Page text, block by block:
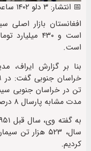
📅 انتشار: ۳ دلو ۱۴۰۲ ساعت ۱۵:۳۹
افغانستان بازار اصلی
است و ۴۳۰
است.
بنا بر گزارش ایراف،
تن در خراسان جنوبی
مدت مشابه پارسال ۸ درصد افزایش تولید را نشان می‌دهد.
کردیم.